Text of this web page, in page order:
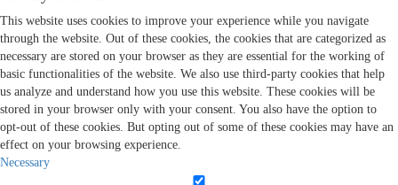
This website uses cookies to improve your experience while you navigate
through the website. Out of these cookies, the cookies that are categorized as
necessary are stored on your browser as they are essential for the working of
basic functionalities of the website. We also use third-party cookies that help
us analyze and understand how you use this website. These cookies will be
stored in your browser only with your consent. You also have the option to
opt-out of these cookies. But opting out of some of these cookies may have an
effect on your browsing experience.
Necessary